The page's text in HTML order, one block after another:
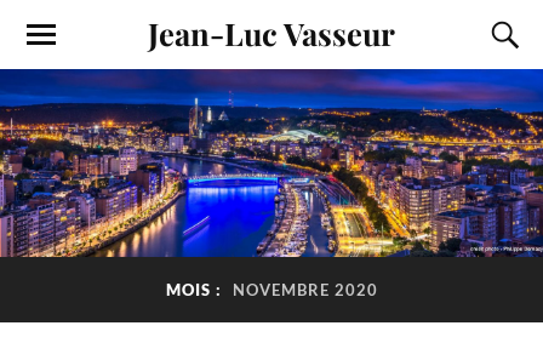
Jean-Luc Vasseur
MOIS : NOVEMBRE 2020